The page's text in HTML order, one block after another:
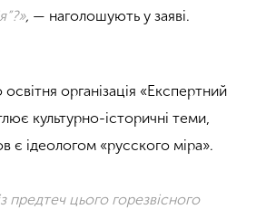
, — наголошують у заяві.
організація «Експертний
культурно-історичні теми,
є ідеологом «русского міра».
предтеч цього горезвісного